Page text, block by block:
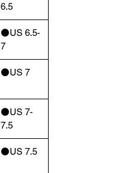
6.5
⚫️US 6.5-
7
⚫️US 7
⚫️US 7-
7.5
⚫️US 7.5